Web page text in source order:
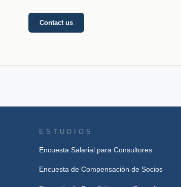
Contact us
ESTUDIOS
Encuesta Salarial para Consultores
Encuesta de Compensación de Socios